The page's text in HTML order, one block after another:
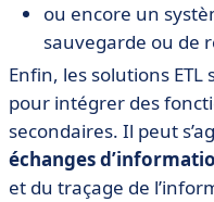
ou encore un
sauvegarde ou de
Enfin, les solutions
pour intégrer des
secondaires. Il peut
échanges
et du traçage de